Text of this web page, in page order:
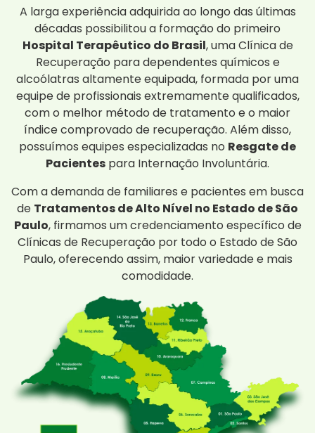
A larga experiência adquirida ao longo das últimas
décadas possibilitou a formação do primeiro
Hospital Terapêutico do Brasil, uma Clínica de
Recuperação para dependentes químicos e
alcoólatras altamente equipada, formada por uma
equipe de profissionais extremamente qualificados,
com o melhor método de tratamento e o maior
índice comprovado de recuperação. Além disso,
possuímos equipes especializadas no Resgate de
Pacientes para Internação Involuntária.
Com a demanda de familiares e pacientes em busca
de Tratamentos de Alto Nível no Estado de São
Paulo, firmamos um credenciamento específico de
Clínicas de Recuperação por todo o Estado de São
Paulo, oferecendo assim, maior variedade e mais
comodidade.